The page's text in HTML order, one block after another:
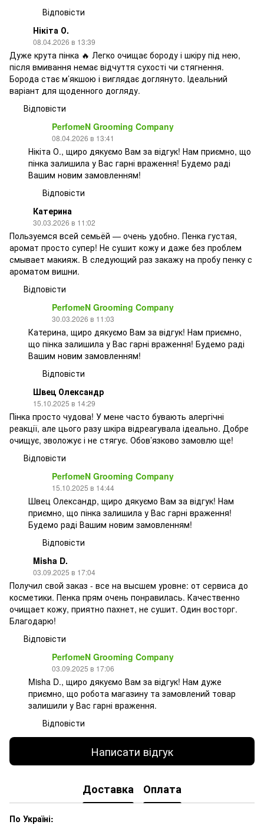
Відповісти
Нікіта О.
08.04.2026 в 13:39
Дуже крута пінка 🔥 Легко очищає бороду і шкіру під нею,
після вмивання немає відчуття сухості чи стягнення.
Борода стає м’якшою і виглядає доглянуто. Ідеальний
варіант для щоденного догляду.
Відповісти
PerfomeN Grooming Company
08.04.2026 в 13:41
Нікіта О., щиро дякуємо Вам за відгук! Нам приємно, що
пінка залишила у Вас гарні враження! Будемо раді
Вашим новим замовленням!
Відповісти
Катерина
30.03.2026 в 11:02
Пользуемся всей семьёй — очень удобно. Пенка густая,
аромат просто супер! Не сушит кожу и даже без проблем
смывает макияж. В следующий раз закажу на пробу пенку с
ароматом вишни.
Відповісти
PerfomeN Grooming Company
30.03.2026 в 11:03
Катерина, щиро дякуємо Вам за відгук! Нам приємно,
що пінка залишила у Вас гарні враження! Будемо раді
Вашим новим замовленням!
Відповісти
Швец Олександр
15.10.2025 в 14:29
Пінка просто чудова! У мене часто бувають алергічні
реакції, але цього разу шкіра відреагувала ідеально. Добре
очищує, зволожує і не стягує. Обов’язково замовлю ще!
Відповісти
PerfomeN Grooming Company
15.10.2025 в 14:44
Швец Олександр, щиро дякуємо Вам за відгук! Нам
приємно, що пінка залишила у Вас гарні враження!
Будемо раді Вашим новим замовленням!
Відповісти
Misha D.
03.09.2025 в 17:04
Получил свой заказ - все на высшем уровне: от сервиса до
косметики. Пенка прям очень понравилась. Качественно
очищает кожу, приятно пахнет, не сушит. Один восторг.
Благодарю!
Відповісти
PerfomeN Grooming Company
03.09.2025 в 17:06
Misha D., щиро дякуємо Вам за відгук! Нам дуже
приємно, що робота магазину та замовлений товар
залишили у Вас гарні враження.
Відповісти
Написати відгук
Доставка Оплата
По Україні: